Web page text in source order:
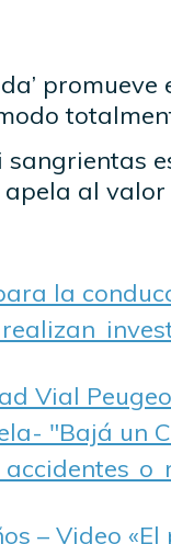
apela al
la
Vial
"Bajá un
– Video